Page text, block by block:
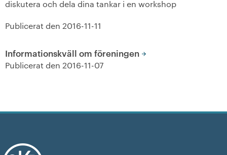
diskutera och dela dina tankar i en workshop
Publicerat den 2016-11-11
Informationskväll om föreningen
Publicerat den 2016-11-07